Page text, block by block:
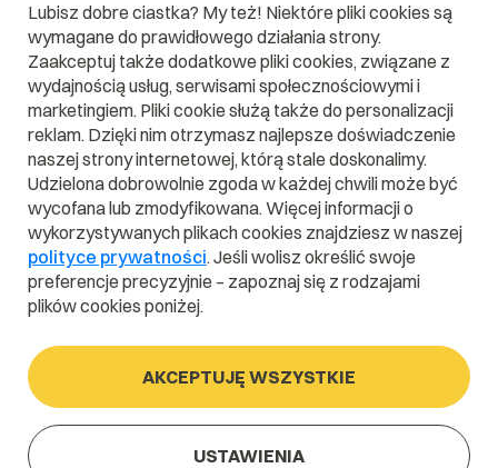
Domena .gripe
Pokaż swoje niezadowolenie w sieci!
.gripe
Szukaj
Lubisz dobre ciastka? My też! Niektóre pliki cookies są
wymagane do prawidłowego działania strony.
Zaakceptuj także dodatkowe pliki cookies, związane z
wydajnością usług, serwisami społecznościowymi i
marketingiem. Pliki cookie służą także do personalizacji
reklam. Dzięki nim otrzymasz najlepsze doświadczenie
naszej strony internetowej, którą stale doskonalimy.
Udzielona dobrowolnie zgoda w każdej chwili może być
wycofana lub zmodyfikowana. Więcej informacji o
wykorzystywanych plikach cookies znajdziesz w naszej
polityce prywatności. Jeśli wolisz określić swoje
preferencje precyzyjnie – zapoznaj się z rodzajami
plików cookies poniżej.
AKCEPTUJĘ WSZYSTKIE
USTAWIENIA